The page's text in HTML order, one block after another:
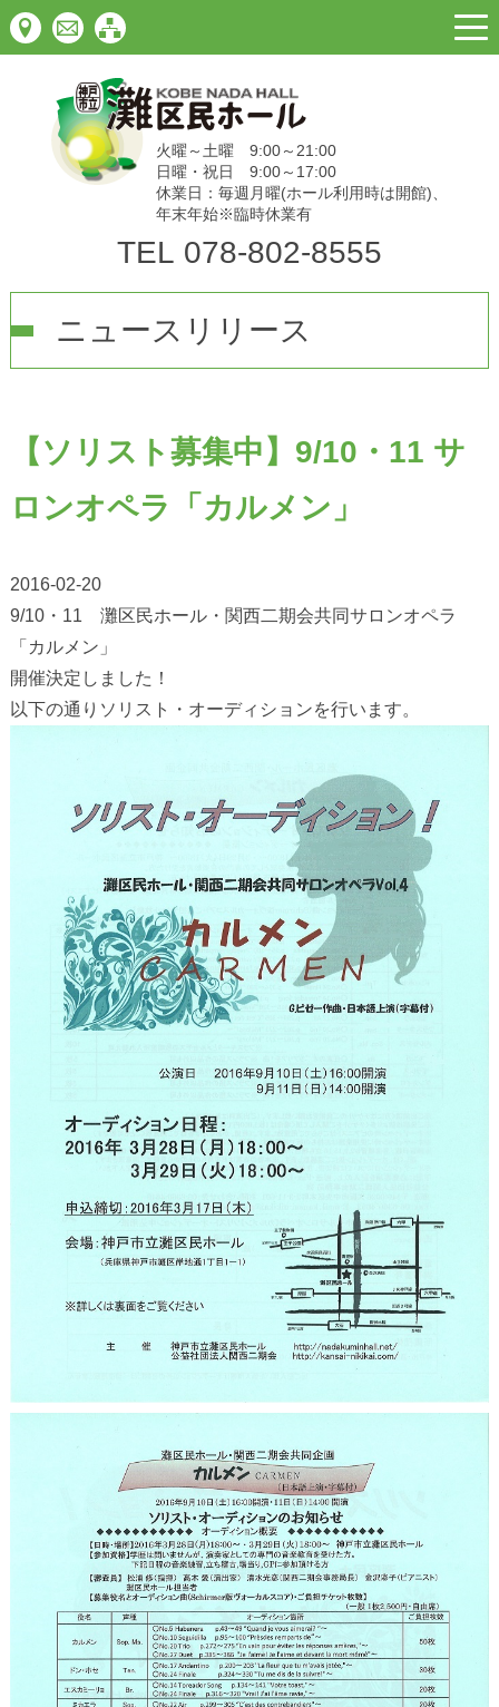
火曜～土曜 9:00～21:00
日曜・祝日 9:00～17:00
休業日：毎週月曜(ホール利用時は開館)、
年末年始※臨時休業有
TEL 078-802-8555
ニュースリリース
【ソリスト募集中】9/10・11 サ
ロンオペラ「カルメン」
2016-02-20
9/10・11 灘区民ホール・関西二期会共同サロンオペラ
「カルメン」
開催決定しました！
以下の通りソリスト・オーディションを行います。